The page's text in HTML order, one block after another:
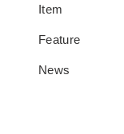
Item
Feature
News